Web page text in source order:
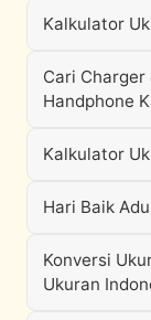
Kalkulator
Cari
Handphone
Kalkulator
Hari Baik
Konversi
Ukuran